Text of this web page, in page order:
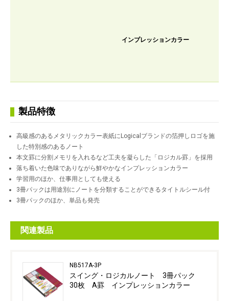
インプレッションカラー
製品特徴
高級感のあるメタリックカラー表紙にLogicalブランドの箔押しロゴを施
した特別感のあるノート
本文罫に分割メモリを入れるなど工夫を凝らした「ロジカル罫」を採用
落ち着いた色味でありながら鮮やかなインプレッションカラー
学習用のほか、仕事用としても使える
3冊パックは用途別にノートを分類することができるタイトルシール付
3冊パックのほか、単品も発売
関連製品
NB517A-3P
スイング・ロジカルノート 3冊パック
30枚 A罫 インプレッションカラー